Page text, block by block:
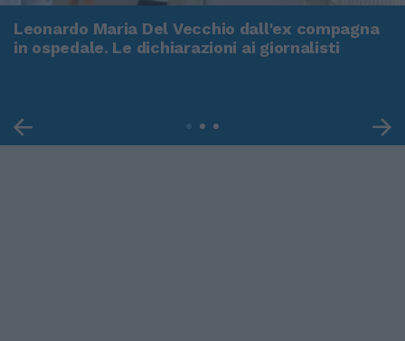
Leonardo Maria Del Vecchio dall'ex compagna
in ospedale. Le dichiarazioni ai giornalisti